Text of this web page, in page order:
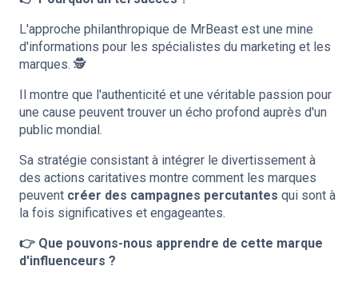
L'approche philanthropique de MrBeast est une mine
d'informations pour les spécialistes du marketing et les
marques. 🕵️
Il montre que l'authenticité et une véritable passion pour
une cause peuvent trouver un écho profond auprès d'un
public mondial.
Sa stratégie consistant à intégrer le divertissement à
des actions caritatives montre comment les marques
peuvent créer des campagnes percutantes qui sont à
la fois significatives et engageantes.
👉 Que pouvons-nous apprendre de cette marque
d'influenceurs ?